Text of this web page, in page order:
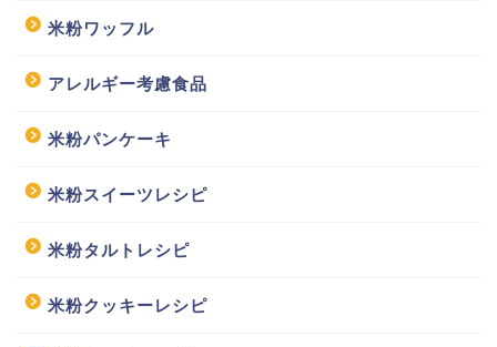
米粉ワッフル
アレルギー考慮食品
米粉パンケーキ
米粉スイーツレシピ
米粉タルトレシピ
米粉クッキーレシピ